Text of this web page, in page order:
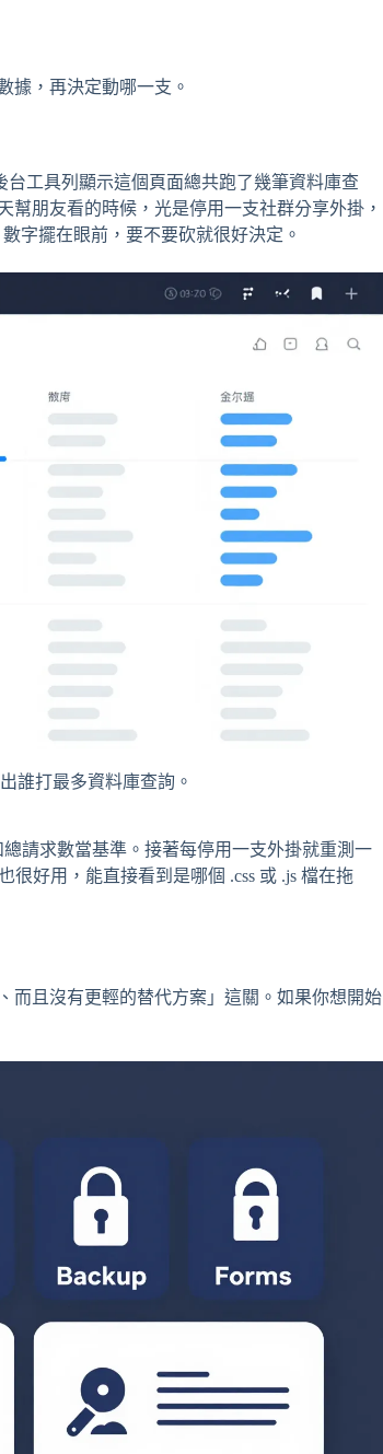
據，再決定動哪一支。
台工具列顯示這個頁面總共跑了幾筆資料庫查
幫朋友看的時候，光是停用一支社群分享外掛，
字擺在眼前，要不要砍就很好決定。
誰打最多資料庫查詢。
總請求數當基準。接著每停用一支外掛就重測一
很好用，能直接看到是哪個 .css 或 .js 檔在拖
而且沒有更輕的替代方案」這關。如果你想開始